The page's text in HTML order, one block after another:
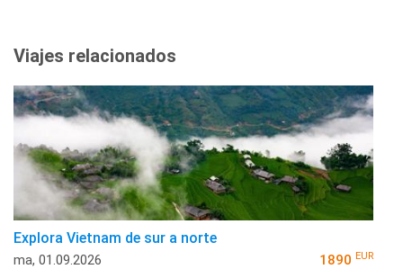
Viajes relacionados
Explora Vietnam de sur a norte
ma, 01.09.2026 1890 EUR